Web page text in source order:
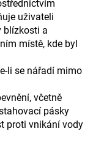
uživateli
blízkosti a
místě, kde byl
li se nářadí mimo
včetně
pásky
proti vnikání vody